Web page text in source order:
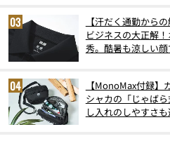
【汗だく通勤から
ビジネスの大正解
秀。酷暑も涼しい
【MonoMax付録】
シャカの「じゃば
し入れのしやすさ